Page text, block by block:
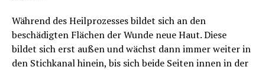
Während des Heilprozesses bildet sich an den
beschädigten Flächen der Wunde neue Haut. Diese
bildet sich erst außen und wächst dann immer weiter in
den Stichkanal hinein, bis sich beide Seiten innen in der